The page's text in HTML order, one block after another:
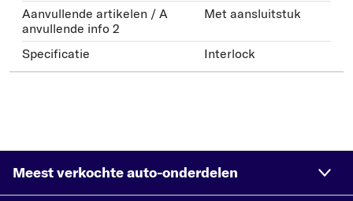
Aanvullende artikelen / A
anvullende info 2
Met aansluitstuk
Specificatie Interlock
Meest verkochte auto-onderdelen